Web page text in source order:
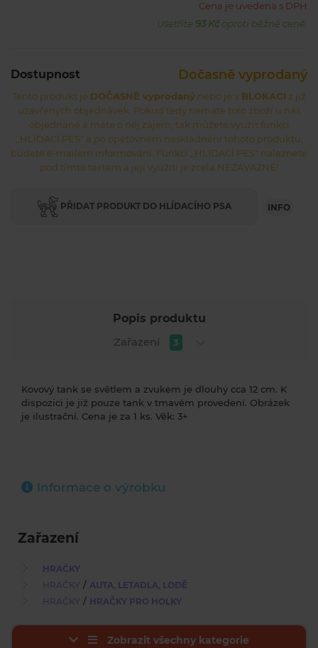
Cena je uvedena s DPH
Ušetříte 93 Kčoproti běžné ceně.
Dostupnost Dočasně vyprodaný
Tento produkt je DOČASNĚ vyprodaný nebo je v BLOKACI z již
uzavřených objednávek. Pokud tedy nemáte toto zboží u nás
objednané a máte o něj zájem, tak můžete využít funkci
,,HLÍDACÍ PES" a po opětovném naskladnění tohoto produktu,
budete e-mailem informování. Funkci ,,HLÍDACÍ PES" naleznete
pod tímto textem a její využití je zcela NEZÁVAZNÉ!
PŘIDAT PRODUKT DO HLÍDACÍHO PSA INFO
Popis produktu
Zařazení
3
Kovový tank se světlem a zvukem je dlouhý cca 12 cm. K
dispozici je již pouze tank v tmavém provedení. Obrázek
je ilustrační. Cena je za 1 ks. Věk: 3+
Informace o výrobku
Zařazení
HRAČKY
HRAČKY / AUTA, LETADLA, LODĚ
HRAČKY / HRAČKY PRO HOLKY
Zobrazit všechny kategorie